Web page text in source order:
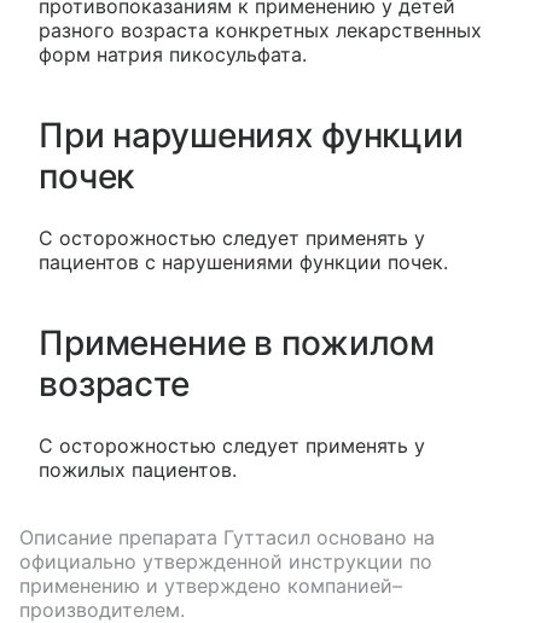
противопоказаниям к применению у детей
разного возраста конкретных лекарственных
форм натрия пикосульфата.
При нарушениях функции
почек
С осторожностью следует применять у
пациентов с нарушениями функции почек.
Применение в пожилом
возрасте
С осторожностью следует применять у
пожилых пациентов.
Описание препарата Гуттасил основано на
официально утвержденной инструкции по
применению и утверждено компанией–
производителем.